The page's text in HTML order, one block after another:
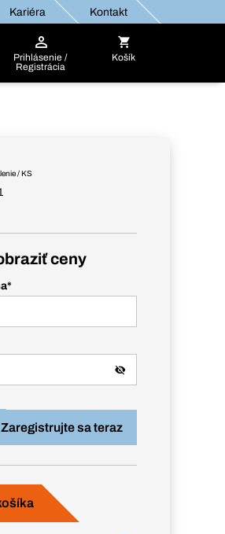
Kariéra Kontakt
Prihlásenie /
Registrácia
Košík
/ KS
ceny
*
Zaregistrujte sa teraz